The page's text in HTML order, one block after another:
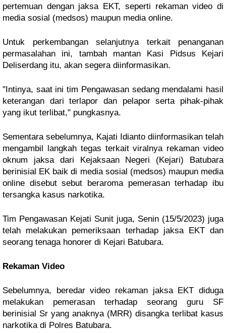
pertemuan dengan jaksa EKT, seperti rekaman video di
media sosial (medsos) maupun media online.
Untuk perkembangan selanjutnya terkait penanganan
permasalahan ini, tambah mantan Kasi Pidsus Kejari
Deliserdang itu, akan segera diinformasikan.
"Intinya, saat ini tim Pengawasan sedang mendalami hasil
keterangan dari terlapor dan pelapor serta pihak-pihak
yang ikut terlibat," pungkasnya.
Sementara sebelumnya, Kajati Idianto diinformasikan telah
mengambil langkah tegas terkait viralnya rekaman video
oknum jaksa dari Kejaksaan Negeri (Kejari) Batubara
berinisial EK baik di media sosial (medsos) maupun media
online disebut sebut beraroma pemerasan terhadap ibu
tersangka kasus narkotika.
Tim Pengawasan Kejati Sunit juga, Senin (15/5/2023) juga
telah melakukan pemeriksaan terhadap jaksa EKT dan
seorang tenaga honorer di Kejari Batubara.
Rekaman Video
Sebelumnya, beredar video rekaman jaksa EKT diduga
melakukan pemerasan terhadap seorang guru SF
berinisial Sr yang anaknya (MRR) disangka terlibat kasus
narkotika di Polres Batubara.